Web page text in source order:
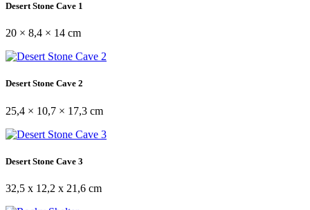
Desert Stone Cave 1
20 × 8,4 × 14 cm
Desert Stone Cave 2
25,4 × 10,7 × 17,3 cm
Desert Stone Cave 3
32,5 x 12,2 x 21,6 cm